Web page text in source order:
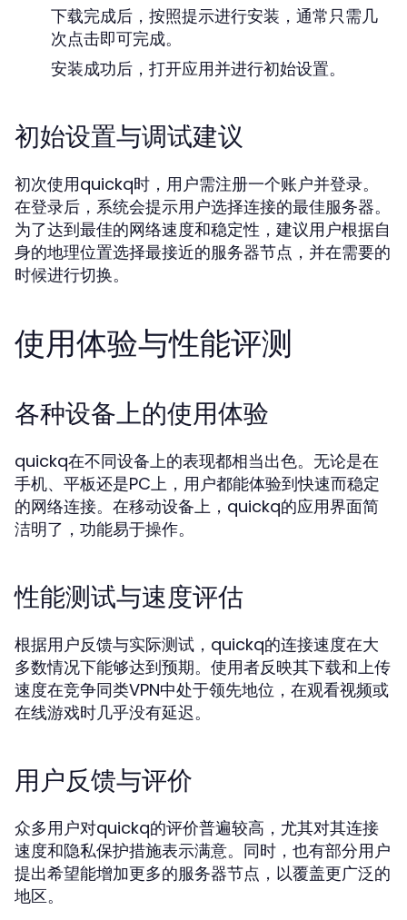
下载完成后，按照提示进行安装，通常只需几
次点击即可完成。
安装成功后，打开应用并进行初始设置。
初始设置与调试建议
初次使用quickq时，用户需注册一个账户并登录。
在登录后，系统会提示用户选择连接的最佳服务器。
为了达到最佳的网络速度和稳定性，建议用户根据自
身的地理位置选择最接近的服务器节点，并在需要的
时候进行切换。
使用体验与性能评测
各种设备上的使用体验
quickq在不同设备上的表现都相当出色。无论是在
手机、平板还是PC上，用户都能体验到快速而稳定
的网络连接。在移动设备上，quickq的应用界面简
洁明了，功能易于操作。
性能测试与速度评估
根据用户反馈与实际测试，quickq的连接速度在大
多数情况下能够达到预期。使用者反映其下载和上传
速度在竞争同类VPN中处于领先地位，在观看视频或
在线游戏时几乎没有延迟。
用户反馈与评价
众多用户对quickq的评价普遍较高，尤其对其连接
速度和隐私保护措施表示满意。同时，也有部分用户
提出希望能增加更多的服务器节点，以覆盖更广泛的
地区。